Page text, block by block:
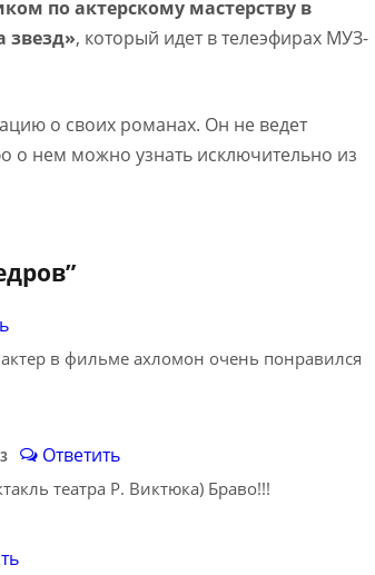
по актерскому мастерству в
звезд», который идет в телеэфирах МУЗ-
о своих романах. Он не ведет
о нем можно узнать исключительно из
”
в фильме ахломон очень понравился
Ответить
театра Р. Виктюка) Браво!!!